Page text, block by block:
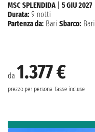
da 1.377 €
prezzo per persona Tasse incluse
MSC SPLENDIDA| 5 GIU 2027
Durata: 9 notti
Partenza da: Bari Sbarco: Bari